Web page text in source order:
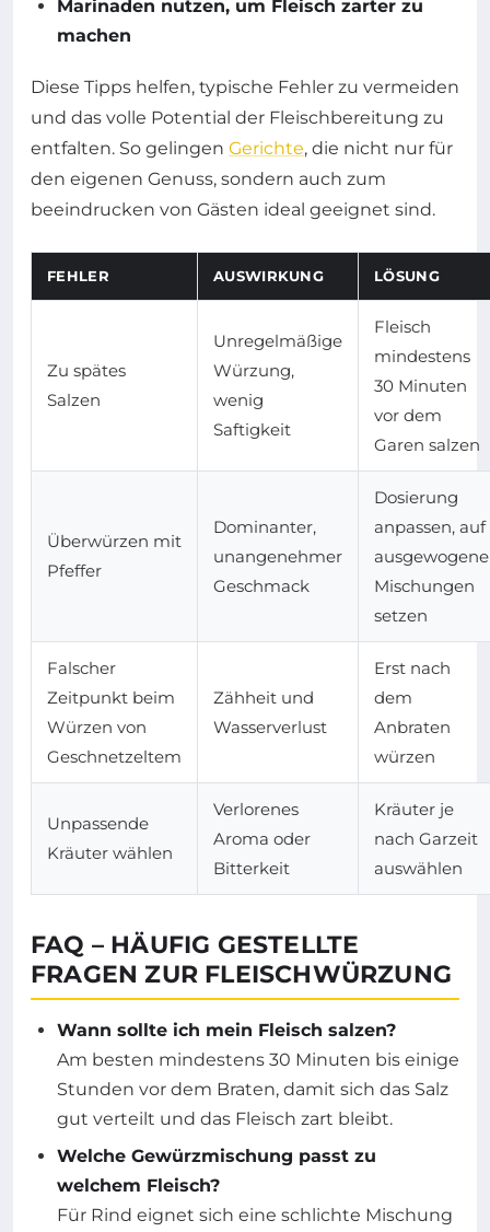
Marinaden nutzen, um Fleisch zarter zu
machen
Diese Tipps helfen, typische Fehler zu vermeiden
und das volle Potential der Fleischbereitung zu
entfalten. So gelingen Gerichte, die nicht nur für
den eigenen Genuss, sondern auch zum
beeindrucken von Gästen ideal geeignet sind.
FEHLER AUSWIRKUNG LÖSUNG
Zu spätes
Salzen
Unregelmäßige
Würzung,
wenig
Saftigkeit
Fleisch
mindestens
30 Minuten
vor dem
Garen salzen
Überwürzen mit
Pfeffer
Dominanter,
unangenehmer
Geschmack
Dosierung
anpassen, auf
ausgewogene
Mischungen
setzen
Falscher
Zeitpunkt beim
Würzen von
Geschnetzeltem
Zähheit und
Wasserverlust
Erst nach
dem
Anbraten
würzen
Unpassende
Kräuter wählen
Verlorenes
Aroma oder
Bitterkeit
Kräuter je
nach Garzeit
auswählen
FAQ – HÄUFIG GESTELLTE
FRAGEN ZUR FLEISCHWÜRZUNG
Wann sollte ich mein Fleisch salzen?
Am besten mindestens 30 Minuten bis einige
Stunden vor dem Braten, damit sich das Salz
gut verteilt und das Fleisch zart bleibt.
Welche Gewürzmischung passt zu
welchem Fleisch?
Für Rind eignet sich eine schlichte Mischung